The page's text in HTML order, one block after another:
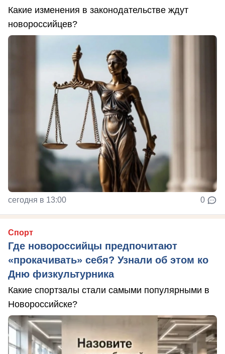
Какие изменения в законодательстве ждут
новороссийцев?
сегодня в 13:00 0
Спорт
Где новороссийцы предпочитают
«прокачивать» себя? Узнали об этом ко
Дню физкультурника
Какие спортзалы стали самыми популярными в
Новороссийске?